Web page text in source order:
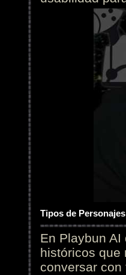
Tipos de
En Playbun
históricos que
conversar